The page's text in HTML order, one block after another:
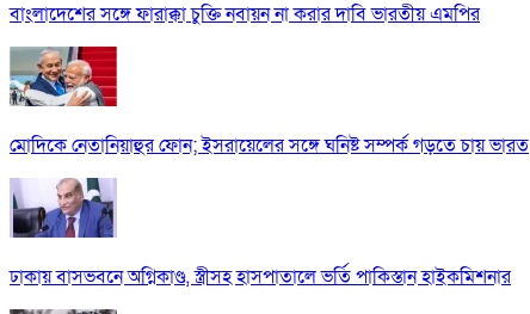
বাংলাদেশের সঙ্গে ফারাক্কা চুক্তি নবায়ন না করার দাবি ভারতীয় এমপির
মোদিকে নেতানিয়াহুর ফোন; ইসরায়েলের সঙ্গে ঘনিষ্ট সম্পর্ক গড়তে চায় ভারত
ঢাকায় বাসভবনে অগ্নিকাণ্ড, স্ত্রীসহ হাসপাতালে ভর্তি পাকিস্তান হাইকমিশনার